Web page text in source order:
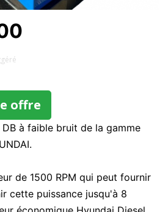
offre
à faible bruit de la gamme
de 1500 RPM qui peut fournir
cette puissance jusqu'à 8